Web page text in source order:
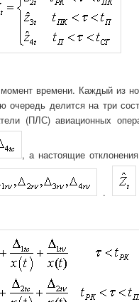
времени. Каждый из
очередь делится на три
(ПЛС) авиационных
, а настоящие
.